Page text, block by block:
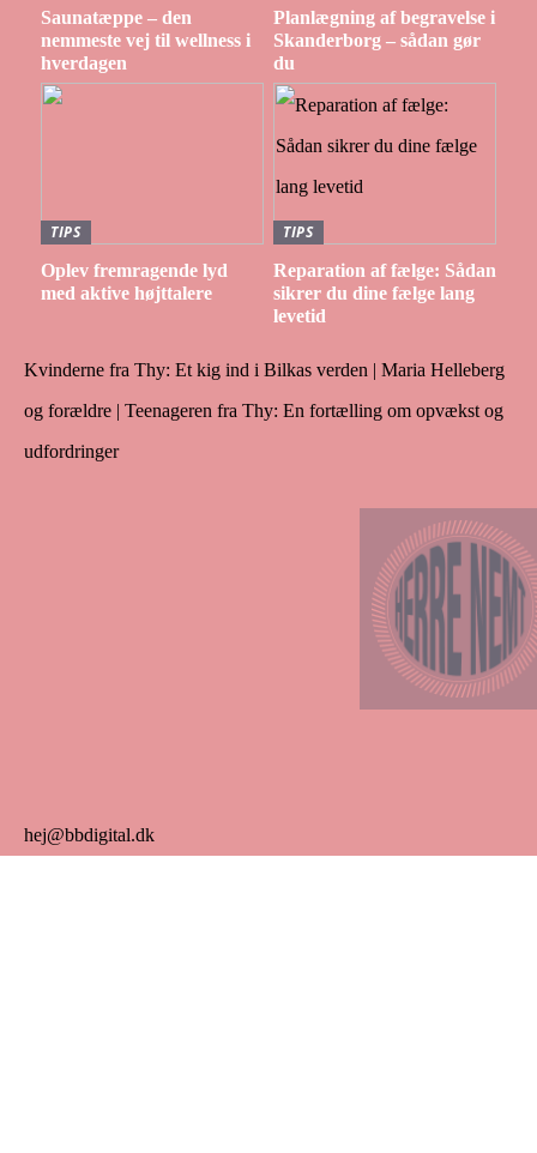
Saunatæppe – den
nemmeste vej til wellness i
hverdagen
Planlægning af begravelse i
Skanderborg – sådan gør
du
TIPS
Oplev fremragende lyd
med aktive højttalere
TIPS
Reparation af fælge: Sådan
sikrer du dine fælge lang
levetid
Kvinderne fra Thy: Et kig ind i Bilkas verden | Maria Helleberg
og forældre | Teenageren fra Thy: En fortælling om opvækst og
udfordringer
hej@bbdigital.dk